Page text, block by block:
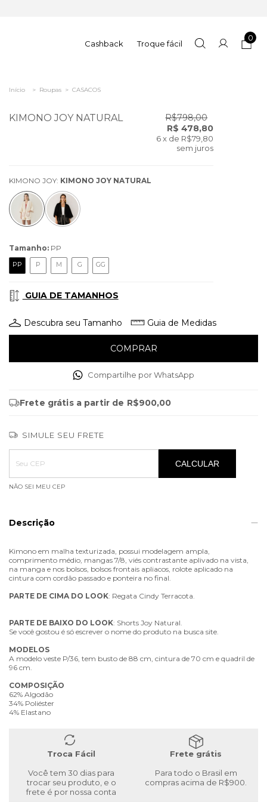
Cashback Troque fácil
0
Início > Roupas > CASACOS
KIMONO JOY NATURAL
R$798,00
R$ 478,80
6 x de R$79,80
sem juros
KIMONO JOY: KIMONO JOY NATURAL
Tamanho: PP
PP P M G GG
GUIA DE TAMANHOS
Descubra seu Tamanho Guia de Medidas
Compartilhe por WhatsApp
Frete grátis a partir de R$900,00
SIMULE SEU FRETE
Entregas para o CEP:
ALTERAR CEP
CALCULAR
NÃO SEI MEU CEP
Descrição
Kimono em malha texturizada, possui modelagem ampla,
comprimento médio, mangas 7/8, viés contrastante aplivado na vista,
na manga e nos bolsos, bolsos frontais apliacos, rolote aplicado na
cintura com cordão passado e ponteira no final.
PARTE DE CIMA DO LOOK: Regata Cindy Terracota.
PARTE DE BAIXO DO LOOK: Shorts Joy Natural.
Se você gostou é só escrever o nome do produto na busca site.
MODELOS
A modelo veste P/36, tem busto de 88 cm, cintura de 70 cm e quadril de
96 cm.
COMPOSIÇÃO
62% Algodão
34% Poliéster
4% Elastano
Troca Fácil
Você tem 30 dias para
trocar seu produto, e o
frete é por nossa conta
Frete grátis
Para todo o Brasil em
compras acima de R$900.